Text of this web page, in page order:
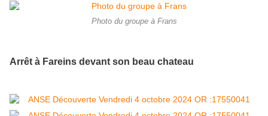
Photo du groupe à Frans
Arrêt à Fareins devant son beau chateau